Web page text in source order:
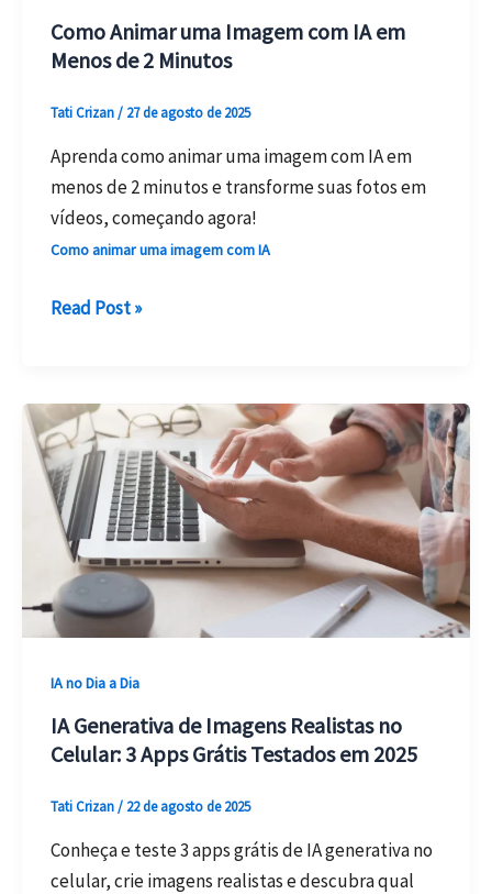
Como Animar uma Imagem com IA em
Menos de 2 Minutos
Tati Crizan/ 27 de agosto de 2025
Aprenda como animar uma imagem com IA em
menos de 2 minutos e transforme suas fotos em
vídeos, começando agora!
Como animar uma imagem com IA
Como
Imagem
com
IA
em
Menos
de
Minutos
Read Post »
IA no Dia a Dia
IA Generativa de Imagens Realistas no
Celular: 3 Apps Grátis Testados em 2025
Tati Crizan/ 22 de agosto de 2025
Conheça e teste 3 apps grátis de IA generativa no
celular, crie imagens realistas e descubra qual